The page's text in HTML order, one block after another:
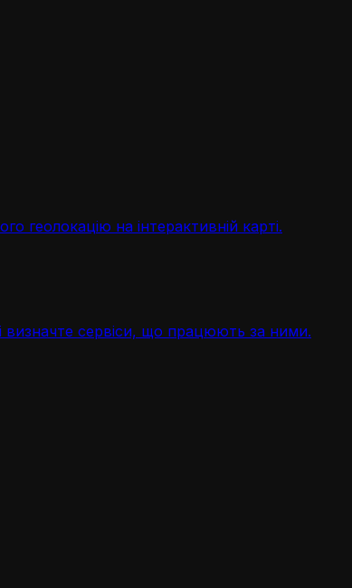
геолокацію на інтерактивній карті.
і визначте сервіси, що працюють за ними.